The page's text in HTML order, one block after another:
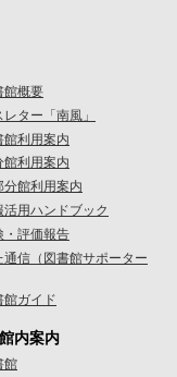
館概要
ター「南風」
館利用案内
館利用案内
分館利用案内
活用ハンドブック
・評価報告
通信（図書館サポーター
館ガイド
内案内
館